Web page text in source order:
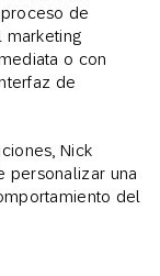
de
marketing
o con
de
Nick
personalizar una
del